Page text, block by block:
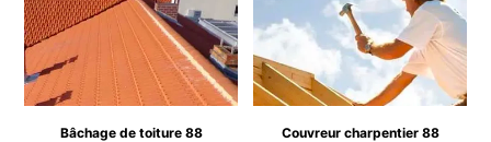
Bâchage de toiture 88 Couvreur charpentier 88